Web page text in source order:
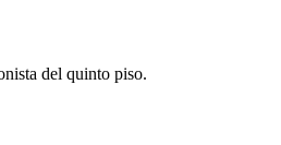
del quinto piso.